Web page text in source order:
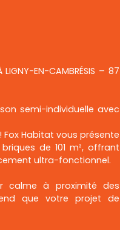
LIGNY-EN-CAMBRÉSIS – 87
semi-individuelle avec
Habitat vous présente
de 101 m², offrant
ultra-fonctionnel.
calme à proximité des
que votre projet de